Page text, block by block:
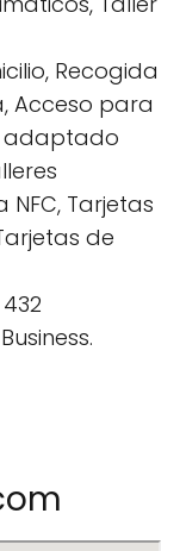
Recogida
Acceso para
adaptado
Tarjetas
de